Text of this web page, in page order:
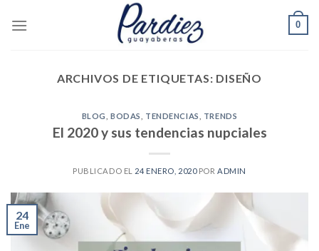
0
ARCHIVOS DE ETIQUETAS: DISEÑO
BLOG ,BODAS TENDENCIAS TRENDS
El 2020 y sus tendencias nupciales
PUBLICADO EL 24 ENERO, 2020POR ADMIN
24
Ene